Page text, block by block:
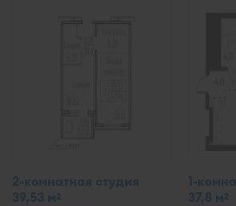
2-комнатная студия
39,53 м2
1-
37,8 м2